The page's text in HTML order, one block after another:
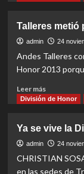
tropiezo
en
el
arranque
Talleres metió
admin 24
Andes Talleres
Honor 2013
Leer másRead
more
metió
primera
División de Honor
Ya se vive la
admin 24
CHRISTIAN
en las sedes de